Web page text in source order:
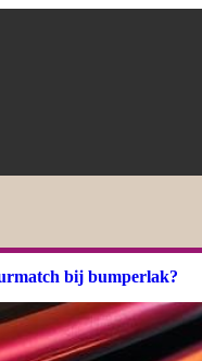
bij bumperlak?